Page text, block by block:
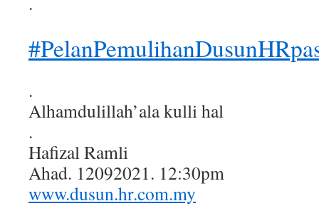
.
Alhamdulillah’ala kulli hal
.
Hafizal Ramli
Ahad. 12092021. 12:30pm
www.dusun.hr.com.my